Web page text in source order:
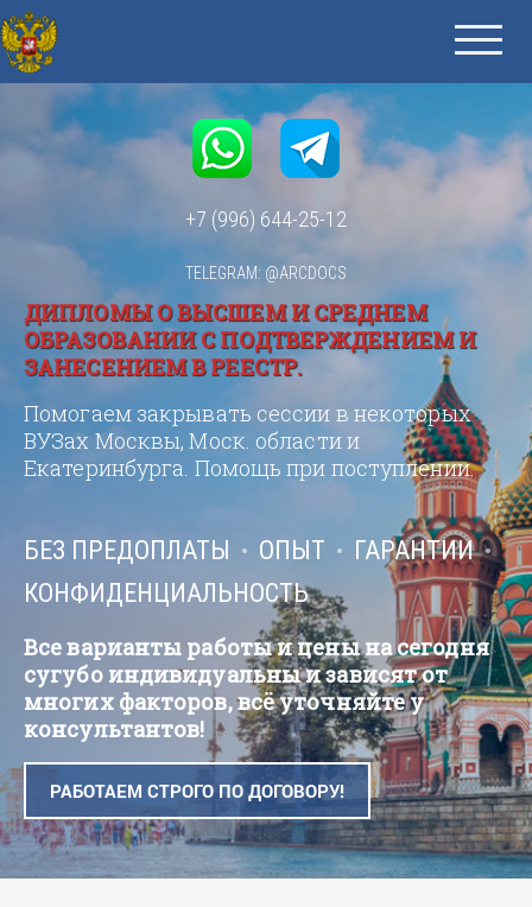
+7 (996) 644-25-12
TELEGRAM: @ARCDOCS
ДИПЛОМЫ О ВЫСШЕМ И СРЕДНЕМ
ОБРАЗОВАНИИ С ПОДТВЕРЖДЕНИЕМ И
ЗАНЕСЕНИЕМ В РЕЕСТР.
Помогаем закрывать сессии в некоторых
ВУЗах Москвы, Моск. области и
Екатеринбурга. Помощь при поступлении.
БЕЗ ПРЕДОПЛАТЫ ОПЫТ
ГАРАНТИИ
КОНФИДЕНЦИАЛЬНОСТЬ
Все варианты работы и цены на сегодня
сугубо индивидуальны и зависят от
многих факторов, всё уточняйте у
консультантов!
РАБОТАЕМ СТРОГО ПО ДОГОВОРУ!